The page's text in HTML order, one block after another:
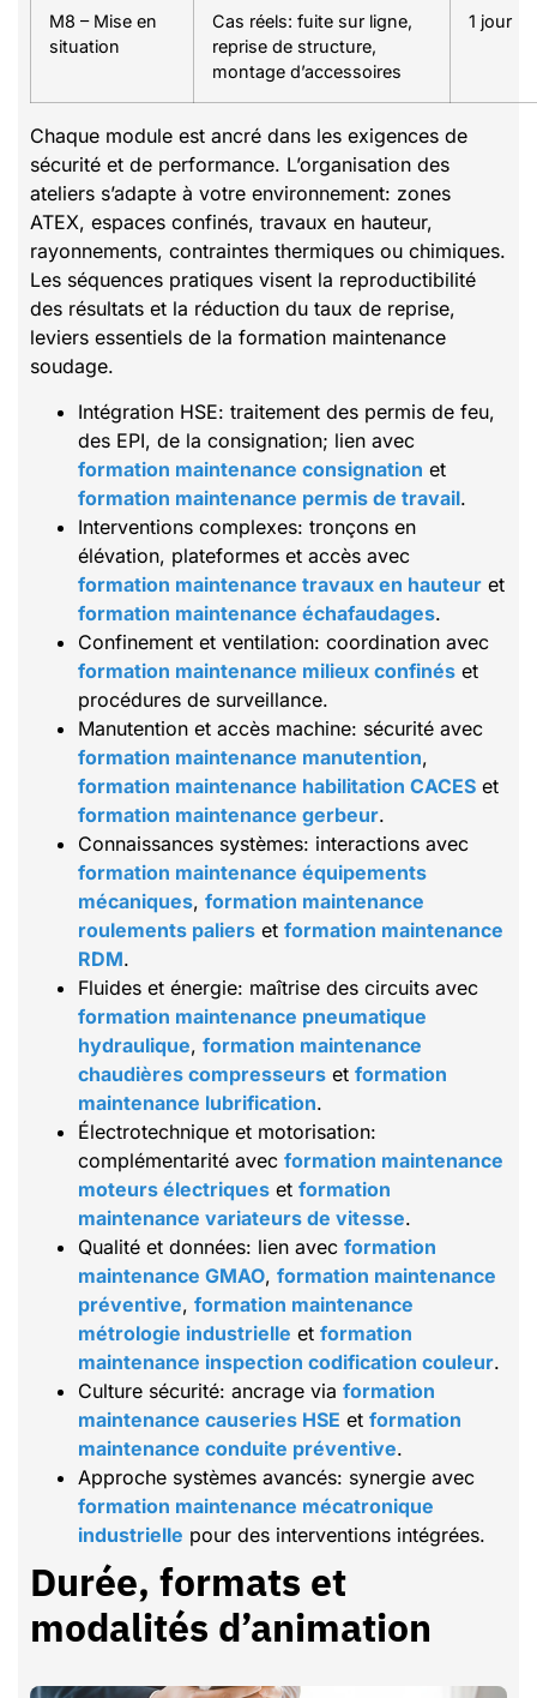
M8 – Mise en
situation
Cas réels: fuite sur ligne,
reprise de structure,
montage d’accessoires
1 jour
Chaque module est ancré dans les exigences de
sécurité et de performance. L’organisation des
ateliers s’adapte à votre environnement: zones
ATEX, espaces confinés, travaux en hauteur,
rayonnements, contraintes thermiques ou chimiques.
Les séquences pratiques visent la reproductibilité
des résultats et la réduction du taux de reprise,
leviers essentiels de la formation maintenance
soudage.
Intégration HSE: traitement des permis de feu,
des EPI, de la consignation; lien avec
formation maintenance consignation et
formation maintenance permis de travail.
Interventions complexes: tronçons en
élévation, plateformes et accès avec
formation maintenance travaux en hauteur et
formation maintenance échafaudages.
Confinement et ventilation: coordination avec
formation maintenance milieux confinés et
procédures de surveillance.
Manutention et accès machine: sécurité avec
formation maintenance manutention,
formation maintenance habilitation CACES et
formation maintenance gerbeur.
Connaissances systèmes: interactions avec
formation maintenance équipements
mécaniques, formation maintenance
roulements paliers et formation maintenance
RDM.
Fluides et énergie: maîtrise des circuits avec
formation maintenance pneumatique
hydraulique, formation maintenance
chaudières compresseurs et formation
maintenance lubrification.
Électrotechnique et motorisation:
complémentarité avec formation maintenance
moteurs électriques et formation
maintenance variateurs de vitesse.
Qualité et données: lien avec formation
maintenance GMAO, formation maintenance
préventive, formation maintenance
métrologie industrielle et formation
maintenance inspection codification couleur.
Culture sécurité: ancrage via formation
maintenance causeries HSE et formation
maintenance conduite préventive.
Approche systèmes avancés: synergie avec
formation maintenance mécatronique
industrielle pour des interventions intégrées.
Durée, formats et
modalités d’animation